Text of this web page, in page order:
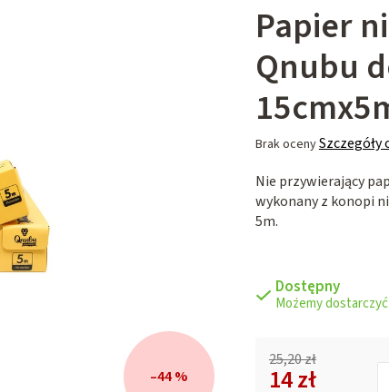
Papier
Qnubu
Średnia
produktu
wynosi
0,0
gwiazdek.
Brak ocenySzczegóły
Nie przywierający
wykonany z konopi
5m.
Dostępny
25,20 zł
14 zł
–44 %